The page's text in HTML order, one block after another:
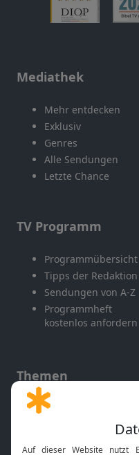
Mediathek
Mehr entdecken
Exklusiv
Genres
Alle Sendungen
Letzte Chance
TV Programm
Programmübersicht
Tipps der Redaktion
Sendungen von A-Z
Programmheft
kostenlos anfordern
Themen
Gott und Bibel erklärt